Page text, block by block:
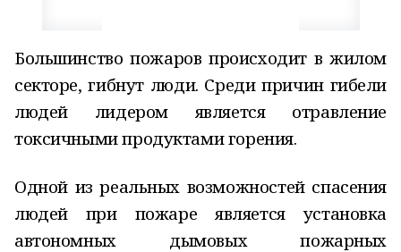
Большинство пожаров происходит в жилом
секторе, гибнут люди. Среди причин гибели
людей лидером является отравление
токсичными продуктами горения.
Одной из реальных возможностей спасения
людей при пожаре является установка
автономных дымовых пожарных